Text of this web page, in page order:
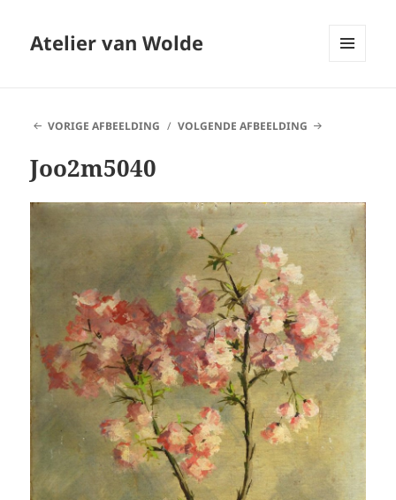
Atelier van Wolde
VORIGE AFBEELDING
VOLGENDE AFBEELDING
Joo2m5040